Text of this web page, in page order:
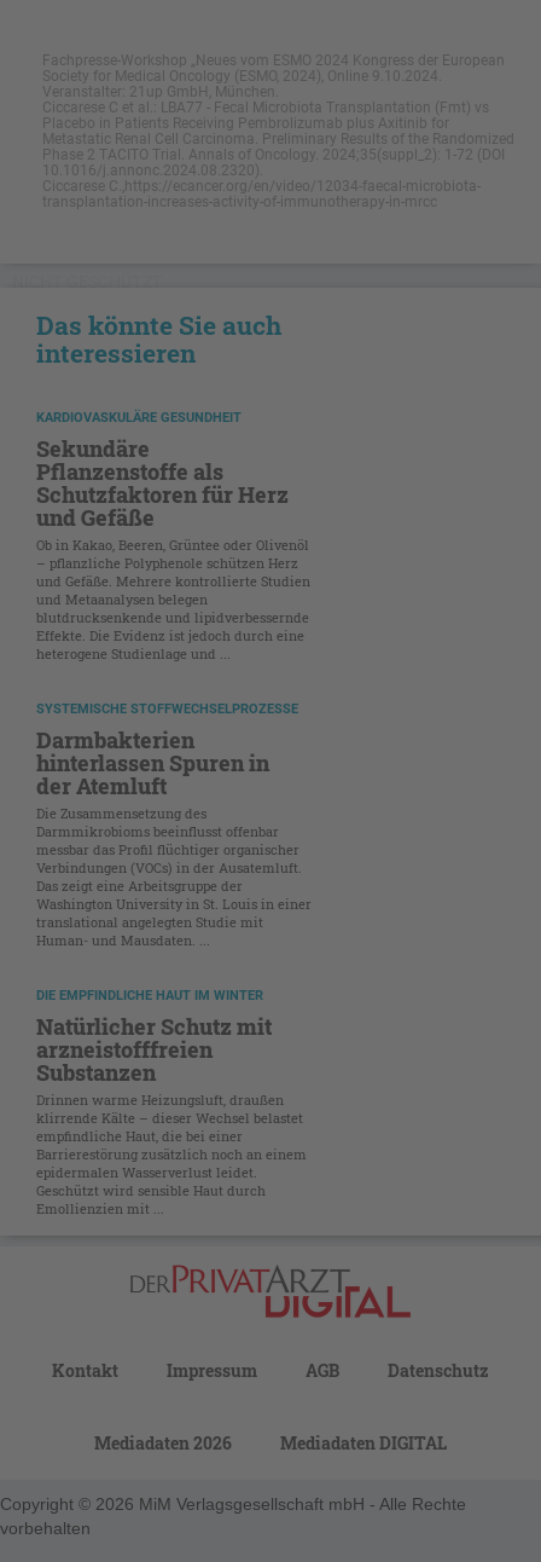
Fachpresse-Workshop „Neues vom ESMO 2024 Kongress der European
Society for Medical Oncology (ESMO, 2024), Online 9.10.2024.
Veranstalter: 21up GmbH, München.
Ciccarese C et al.: LBA77 - Fecal Microbiota Transplantation (Fmt) vs
Placebo in Patients Receiving Pembrolizumab plus Axitinib for
Metastatic Renal Cell Carcinoma. Preliminary Results of the Randomized
Phase 2 TACITO Trial. Annals of Oncology. 2024;35(suppl_2): 1-72 (DOI
10.1016/j.annonc.2024.08.2320).
Ciccarese C.,https://ecancer.org/en/video/12034-faecal-microbiota-
transplantation-increases-activity-of-immunotherapy-in-mrcc
Das könnte Sie auch
interessieren
KARDIOVASKULÄRE GESUNDHEIT
Sekundäre
Pflanzenstoffe als
Schutzfaktoren für Herz
und Gefäße
Ob in Kakao, Beeren, Grüntee oder Olivenöl
– pflanzliche Polyphenole schützen Herz
und Gefäße. Mehrere kontrollierte Studien
und Metaanalysen belegen
blutdrucksenkende und lipidverbessernde
Effekte. Die Evidenz ist jedoch durch eine
heterogene Studienlage und ...
SYSTEMISCHE STOFFWECHSELPROZESSE
Darmbakterien
hinterlassen Spuren in
der Atemluft
Die Zusammensetzung des
Darmmikrobioms beeinflusst offenbar
messbar das Profil flüchtiger organischer
Verbindungen (VOCs) in der Ausatemluft.
Das zeigt eine Arbeitsgruppe der
Washington University in St. Louis in einer
translational angelegten Studie mit
Human- und Mausdaten. ...
DIE EMPFINDLICHE HAUT IM WINTER
Natürlicher Schutz mit
arzneistofffreien
Substanzen
Drinnen warme Heizungsluft, draußen
klirrende Kälte – dieser Wechsel belastet
empfindliche Haut, die bei einer
Barrierestörung zusätzlich noch an einem
epidermalen Wasserverlust leidet.
Geschützt wird sensible Haut durch
Emollienzien mit ...
Kontakt Impressum AGB Datenschutz
Mediadaten 2026 Mediadaten DIGITAL
Copyright © 2026 MiM Verlagsgesellschaft mbH - Alle Rechte
vorbehalten